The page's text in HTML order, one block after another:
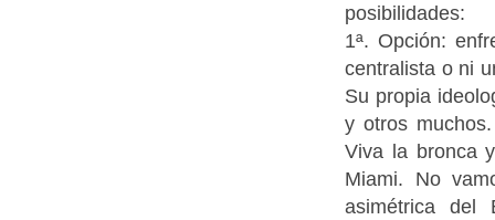
posibilidades:
1ª. Opción:
centralista o ni
Su propia
y otros
Viva la bronca
Miami. No
asimétrica del